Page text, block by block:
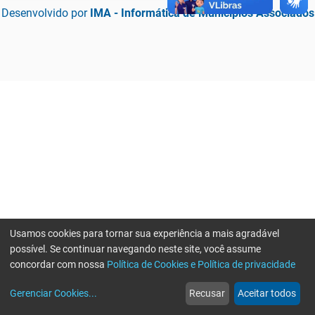
Desenvolvido por IMA - Informática de Municípios Associados
web
Notícias
more_horiz
Mais
Usamos cookies para tornar sua experiência a mais agradável
possível. Se continuar navegando neste site, você assume
concordar com nossa Política de Cookies e Política de privacidade
Gerenciar Cookies... Recusar Aceitar todos
Erro ao enviar informações, por favor tente novamente